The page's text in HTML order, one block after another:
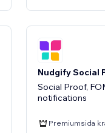
Nudgify Social
Social Proof,
notifications
Premiumsida